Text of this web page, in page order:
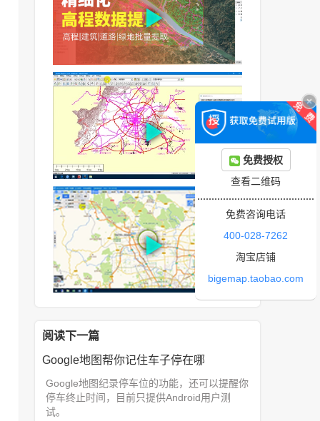
阅读下一篇
Google地图帮你记住车子停在哪
Google地图纪录停车位的功能，还可以提醒你
停车终止时间，目前只提供Android用户测
试。
免费授权
查看二维码
免费咨询电话
400-028-7262
淘宝店铺
bigemap.taobao.com